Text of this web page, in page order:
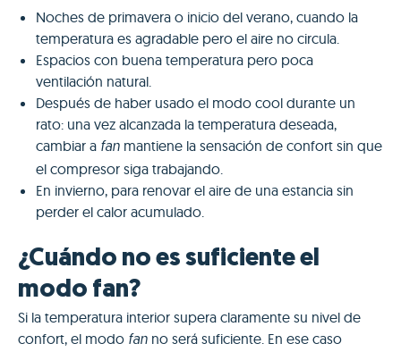
Noches de primavera o inicio del verano, cuando la
temperatura es agradable pero el aire no circula.
Espacios con buena temperatura pero poca
ventilación natural.
Después de haber usado el modo cool durante un
rato: una vez alcanzada la temperatura deseada,
cambiar a fan mantiene la sensación de confort sin que
el compresor siga trabajando.
En invierno, para renovar el aire de una estancia sin
perder el calor acumulado.
¿Cuándo no es suficiente el
modo fan?
Si la temperatura interior supera claramente su nivel de
confort, el modo fan no será suficiente. En ese caso